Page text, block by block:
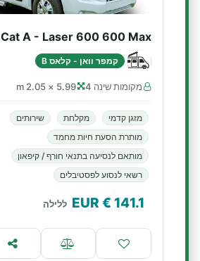
Cat A - Laser 600 600 Max
קמפר וואן - קלאס B
מקומות שינה 4 5.99 × 2.05 m
מזגן קדמי מקלחת
שירותים
מותרת הסעת חיות מחמד
מותאם לנסיעה בתנאי חורף / קיפאון
רשאי לנסוע לפסטיבלים
141.1
€ EUR ללילה